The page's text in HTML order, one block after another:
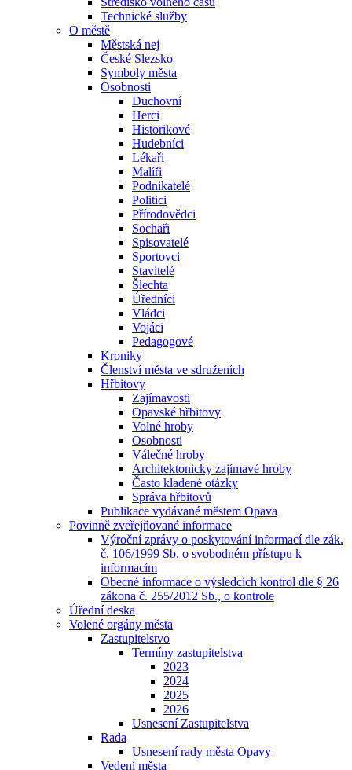
Technické služby
O městě
Městská nej
České Slezsko
Symboly města
Osobnosti
Duchovní
Herci
Historikové
Hudebníci
Lékaři
Malíři
Podnikatelé
Politici
Přírodovědci
Sochaři
Spisovatelé
Sportovci
Stavitelé
Šlechta
Úředníci
Vládci
Vojáci
Pedagogové
Kroniky
Členství města ve sdruženích
Hřbitovy
Zajímavosti
Opavské hřbitovy
Volné hroby
Osobnosti
Válečné hroby
Architektonicky zajímavé hroby
Často kladené otázky
Správa hřbitovů
Publikace vydávané městem Opava
Povinně zveřejňované informace
Výroční zprávy o poskytování informací dle zák.
č. 106/1999 Sb. o svobodném přístupu k
informacím
Obecné informace o výsledcích kontrol dle § 26
zákona č. 255/2012 Sb., o kontrole
Úřední deska
Volené orgány města
Zastupitelstvo
Termíny zastupitelstva
2023
2024
2025
2026
Usnesení Zastupitelstva
Rada
Usnesení rady města Opavy
Vedení města